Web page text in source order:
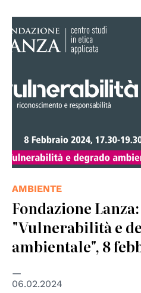
© Fondazione Lanza
AMBIENTE
Fondazione
"Vulnerabilità e
ambientale", 8
06.02.2024